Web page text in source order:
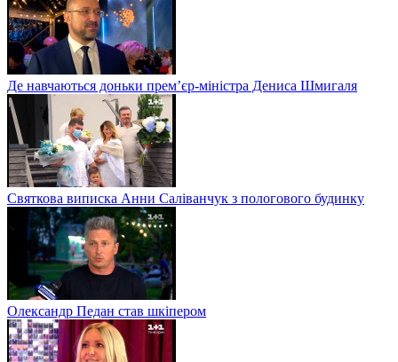
Де навчаються доньки прем’єр-міністра Дениса Шмигаля
Святкова виписка Анни Саліванчук з пологового будинку
Олександр Педан став шкіпером